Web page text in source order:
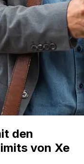
den
von Xe